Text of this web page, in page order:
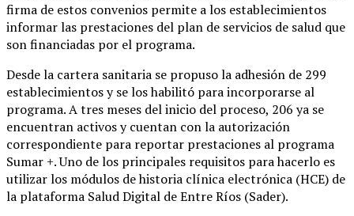
firma de estos convenios permite a los establecimientos
informar las prestaciones del plan de servicios de salud que
son financiadas por el programa.
Desde la cartera sanitaria se propuso la adhesión de 299
establecimientos y se los habilitó para incorporarse al
programa. A tres meses del inicio del proceso, 206 ya se
encuentran activos y cuentan con la autorización
correspondiente para reportar prestaciones al programa
Sumar +. Uno de los principales requisitos para hacerlo es
utilizar los módulos de historia clínica electrónica (HCE) de
la plataforma Salud Digital de Entre Ríos (Sader).